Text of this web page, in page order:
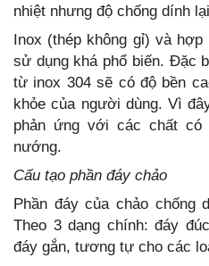
nhiệt nhưng độ chống dính
Inox (thép không gỉ) và
sử dụng khá phổ biến. Đặc
từ inox 304 sẽ có độ bền
khỏe của người dùng. Vì
phản ứng với các chất có
nướng.
Cấu tạo phần đáy chảo
Phần đáy của chảo
Theo 3 dạng chính: đáy
đáy gắn, tương tự cho các